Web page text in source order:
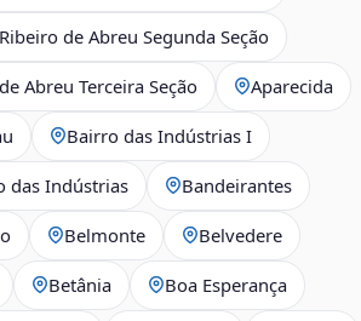
de Abreu Segunda Seção
Abreu Terceira Seção Aparecida
Bairro das Indústrias I
das Indústrias Bandeirantes
Belmonte Belvedere
Betânia Boa Esperança